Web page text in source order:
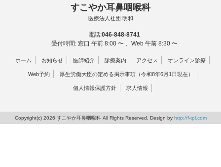
すこやか耳鼻咽喉科
医療法人社団 明和
電話:046-848-8741
受付時間: 窓口 午前 8:00 〜 、Web 午前 8:30 〜
ホーム お知らせ 医師紹介 診療案内 アクセス オンライン診療
Web予約 厚生労働大臣の定める掲示事項（令和8年6月1日現在）
個人情報保護方針 求人情報
Copyright(c) 2026 すこやか耳鼻咽喉科 All Rights Reserved. Design by http://f-tpl.com